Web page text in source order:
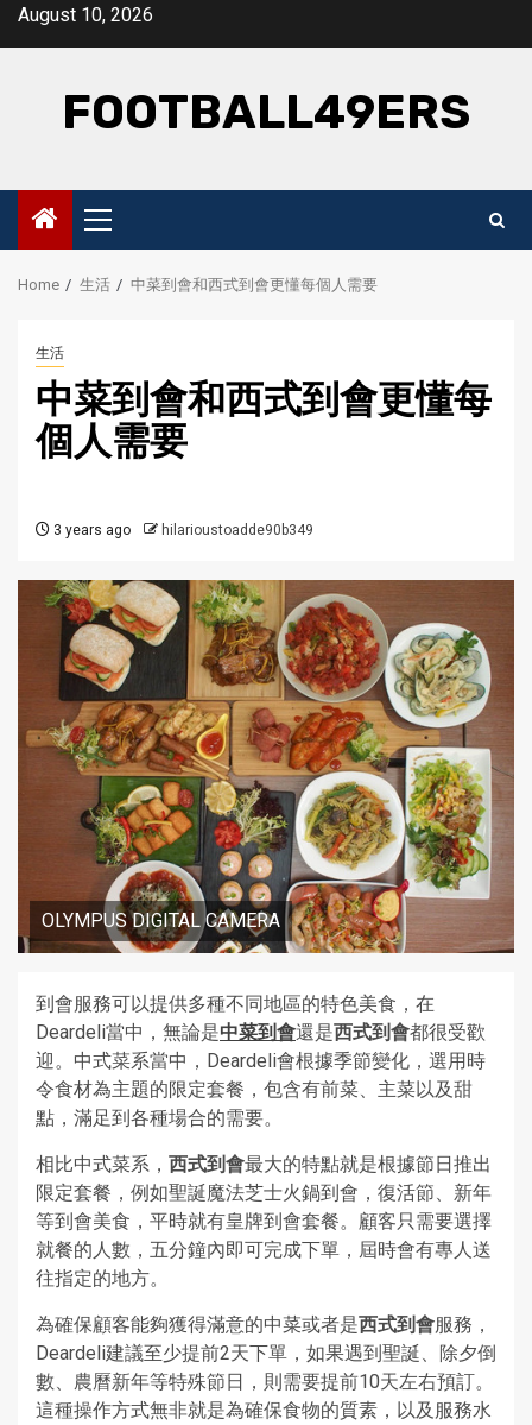
SkipAugust 10, 2026
FOOTBALL49ERS
Primary
Menu
Home 生活 中菜到會和西式到會更懂每個人需要
生活
中菜到會和西式到會更懂每
個人需要
3 years ago hilarioustoadde90b349
OLYMPUS DIGITAL CAMERA
到會服務可以提供多種不同地區的特色美食，在
Deardeli當中，無論是中菜到會還是西式到會都很受歡
迎。中式菜系當中，Deardeli會根據季節變化，選用時
令食材為主題的限定套餐，包含有前菜、主菜以及甜
點，滿足到各種場合的需要。
相比中式菜系， 西式到會最大的特點就是根據節日推出
限定套餐，例如聖誕魔法芝士火鍋到會，復活節、新年
等到會美食，平時就有皇牌到會套餐。顧客只需要選擇
就餐的人數，五分鐘內即可完成下單，屆時會有專人送
往指定的地方。
為確保顧客能夠獲得滿意的中菜或者是西式到會服務，
Deardeli建議至少提前2天下單，如果遇到聖誕、除夕倒
數、農曆新年等特殊節日，則需要提前10天左右預訂。
這種操作方式無非就是為確保食物的質素，以及服務水